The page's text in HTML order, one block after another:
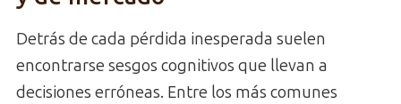
Detrás de cada pérdida inesperada suelen
encontrarse sesgos cognitivos que llevan a
decisiones erróneas. Entre los más comunes